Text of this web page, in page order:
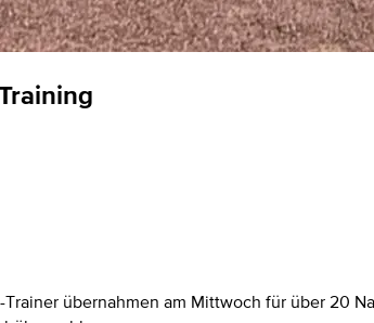
übernahmen am Mittwoch für über 20